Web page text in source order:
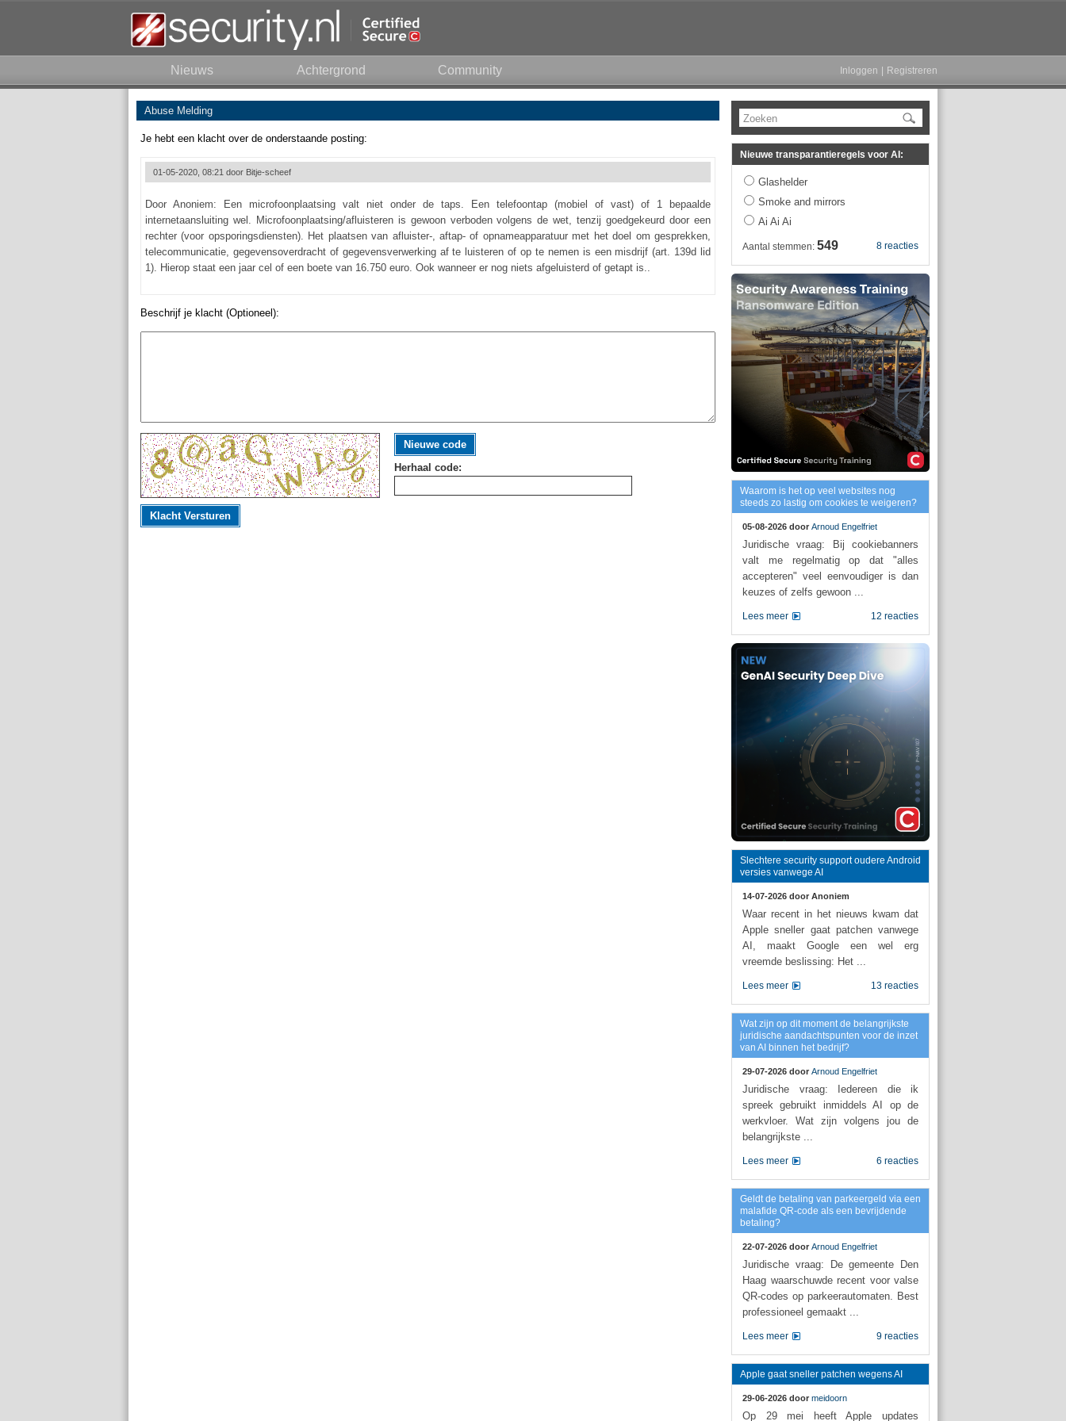
Nieuws Achtergrond Community Inloggen Registreren
Abuse Melding
Je hebt een klacht over de onderstaande posting:
01-05-2020, 08:21 door Bitje-scheef
Door Anoniem: Een microfoonplaatsing valt niet onder de taps. Een telefoontap (mobiel of vast) of 1 bepaalde
internetaansluiting wel. Microfoonplaatsing/afluisteren is gewoon verboden volgens de wet, tenzij goedgekeurd door een
rechter (voor opsporingsdiensten). Het plaatsen van afluister-, aftap- of opnameapparatuur met het doel om gesprekken,
telecommunicatie, gegevensoverdracht of gegevensverwerking af te luisteren of op te nemen is een misdrijf (art. 139d lid
1). Hierop staat een jaar cel of een boete van 16.750 euro. Ook wanneer er nog niets afgeluisterd of getapt is..
Beschrijf je klacht (Optioneel):
Nieuwe code
Herhaal code:
Klacht Versturen
Zoeken
Nieuwe transparantieregels voor AI:
Glashelder
Smoke and mirrors
Ai Ai Ai
8 reacties
Aantal stemmen: 549
Waarom is het op veel websites nog
steeds zo lastig om cookies te weigeren?
05-08-2026 door Arnoud Engelfriet
Juridische vraag: Bij cookiebanners
valt me regelmatig op dat "alles
accepteren" veel eenvoudiger is dan
keuzes of zelfs gewoon ...
12 reacties
Lees meer
Slechtere security support oudere Android
versies vanwege AI
14-07-2026 door Anoniem
Waar recent in het nieuws kwam dat
Apple sneller gaat patchen vanwege
AI, maakt Google een wel erg
vreemde beslissing: Het ...
13 reacties
Lees meer
Wat zijn op dit moment de belangrijkste
juridische aandachtspunten voor de inzet
van AI binnen het bedrijf?
29-07-2026 door Arnoud Engelfriet
Juridische vraag: Iedereen die ik
spreek gebruikt inmiddels AI op de
werkvloer. Wat zijn volgens jou de
belangrijkste ...
6 reacties
Lees meer
Geldt de betaling van parkeergeld via een
malafide QR-code als een bevrijdende
betaling?
22-07-2026 door Arnoud Engelfriet
Juridische vraag: De gemeente Den
Haag waarschuwde recent voor valse
QR-codes op parkeerautomaten. Best
professioneel gemaakt ...
9 reacties
Lees meer
Apple gaat sneller patchen wegens AI
29-06-2026 door meidoorn
Op 29 mei heeft Apple updates